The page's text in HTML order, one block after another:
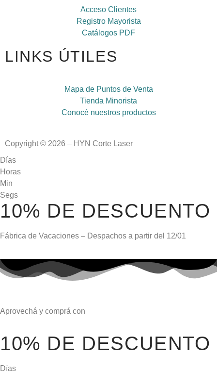
Acceso Clientes
Registro Mayorista
Catálogos PDF
LINKS ÚTILES
Mapa de Puntos de Venta
Tienda Minorista
Conocé nuestros productos
Copyright © 2026 – HYN Corte Laser
10% DE DESCUENTO
Fábrica de Vacaciones – Despachos a partir del 12/01
Días
Horas
Min
Segs
Aprovechá y comprá con
10% DE DESCUENTO
Días